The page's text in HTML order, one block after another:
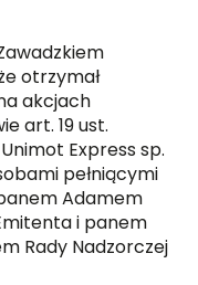
otrzymał
akcjach
art. 19 ust.
Express sp.
pełniącymi
Adamem
i panem
Rady Nadzorczej